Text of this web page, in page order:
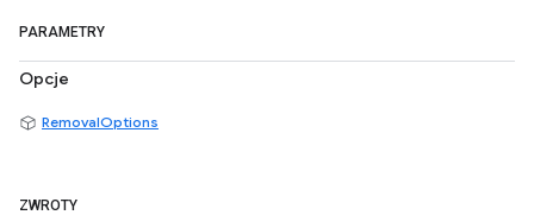
PARAMETRY
Opcje
RemovalOptions
ZWROTY